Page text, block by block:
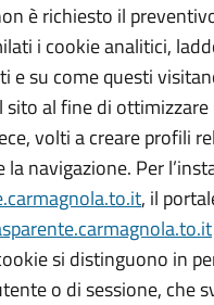
è richiesto il
i cookie analitici,
e su come questi
al fine di ottimizzare
volti a creare profili
navigazione. Per
, il
si distinguono in
o di sessione,